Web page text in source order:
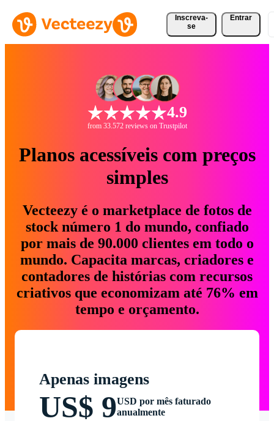
Inscreva-
se
Entrar
4.9
from 33.572 reviews on Trustpilot
Planos acessíveis com preços
simples
Vecteezy é o marketplace de fotos de
stock número 1 do mundo, confiado
por mais de 90.000 clientes em todo o
mundo. Capacita marcas, criadores e
contadores de histórias com recursos
criativos que economizam até 76% em
tempo e orçamento.
Apenas imagens
US$ 9USD por mês faturado
anualmente